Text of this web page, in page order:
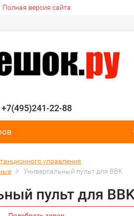
Полная версия сайта
+7(495)241-22-88
управления
Универсальный пульт для BBK
пульт для